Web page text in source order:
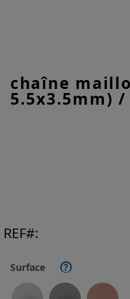
chaîne
5.5x3.5mm)
Surface ?
REF
to
the
beginning